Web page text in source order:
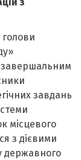
голови
завершальним
завдань
місцевого
з дієвими
державного